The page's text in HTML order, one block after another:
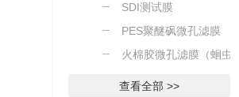
SDI测试膜
PES聚醚砜微孔滤膜
火棉胶微孔滤膜（蛔虫卵
测定）
查看全部 >>